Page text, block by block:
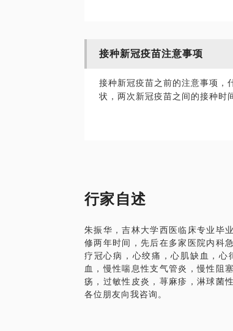
接种新冠疫苗注意事项
接种新冠疫苗之前的注意事项，
状，两次新冠疫苗之间的接种时
行家自述
朱振华，吉林大学西医临床专业毕
修两年时间，先后在多家医院内科
疗冠心病，心绞痛，心肌缺血，心
血，慢性喘息性支气管炎，慢性阻
疡，过敏性皮炎，荨麻疹，淋球菌
各位朋友向我咨询。